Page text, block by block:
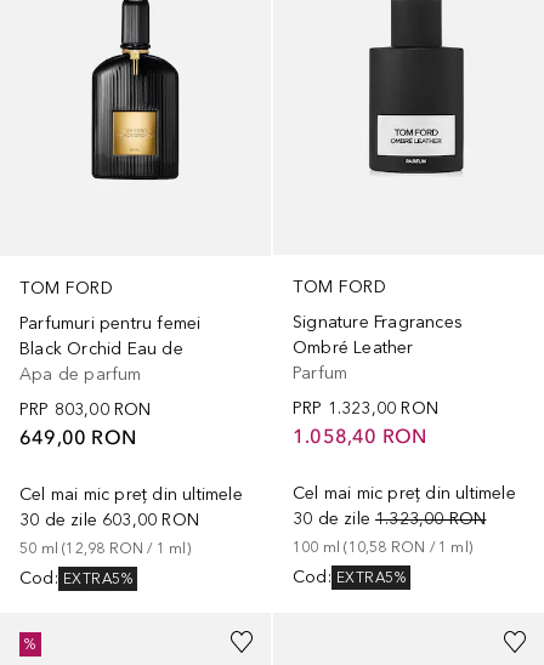
TOM FORD
Parfumuri pentru femei
Black Orchid Eau de
Apa de parfum
PRP 803,00 RON
649,00 RON
Cel mai mic preț din ultimele
30 de zile 603,00 RON
50 ml (12,98 RON / 1 ml )
Cod : EXTRA5%
TOM FORD
Signature Fragrances
Ombré Leather
Parfum
PRP 1.323,00 RON
1.058,40 RON
Cel mai mic preț din ultimele
30 de zile 1.323,00 RON
100 ml (10,58 RON / 1 ml )
Cod: EXTRA5%
%